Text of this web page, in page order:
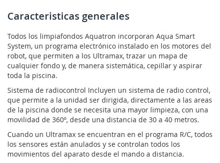
Caracteristicas generales
Todos los limpiafondos Aquatron incorporan Aqua Smart
System, un programa electrónico instalado en los motores del
robot, que permiten a los Ultramax, trazar un mapa de
cualquier fondo y, de manera sistemática, cepillar y aspirar
toda la piscina.
Sistema de radiocontrol Incluyen un sistema de radio control,
que permite a la unidad ser dirigida, directamente a las areas
de la piscina donde se necesita una mayor limpieza, con una
movilidad de 360º, desde una distancia de 30 a 40 metros.
Cuando un Ultramax se encuentran en el programa R/C, todos
los sensores están anulados y se controlan todos los
movimientos del aparato desde el mando a distancia.